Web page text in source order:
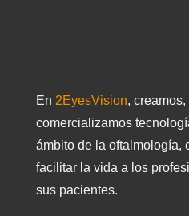
En 2EyesVision,
comercializamos
ámbito de la oftalmología,
facilitar la vida a los
sus pacientes.